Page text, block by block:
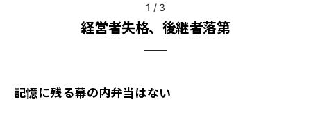
1 / 3
経営者失格、後継者落第
記憶に残る幕の内弁当はない